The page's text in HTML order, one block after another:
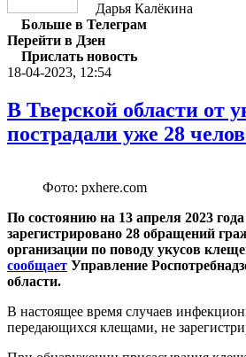
Дарья Калёкина
Больше в Телеграм
Перейти в Дзен
Прислать новость
18-04-2023, 12:54
В Тверской области от
пострадали уже 28
Фото: pxhere.com
По состоянию на 13 апреля 2023
зарегистрировано 28 обращений
организации по поводу укусов
сообщает Управление
области.
В настоящее время случаев
передающихся клещами, не